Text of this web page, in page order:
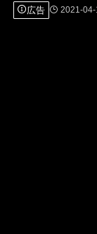
広告 2021-04-